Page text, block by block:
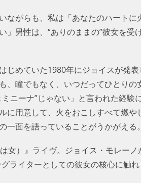
がらも、私は「あなたのハートに
男性は、“ありのままの”彼女を受
じめていた1980年にジョイスが発
瞳でもなく、いつだってひとりの
ニーナ”じゃない」と言われた経験
に用意して、火をおこしすべて燃や
面を語っていることがうかがえる。
女）』ライヴ。ジョイス・モレーノ
ライターとしての彼女の核心に触